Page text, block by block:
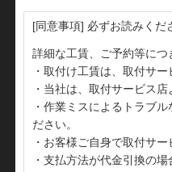
[同意事項] 必ずお読みくだ
詳細な工賃、ご予約等につ
・取付け工賃は、取付サ
・当社は、取付サービス
・作業ミスによるトラブ
ださい。
・お客様ご自身で取付サ
・支払方法が代金引換の